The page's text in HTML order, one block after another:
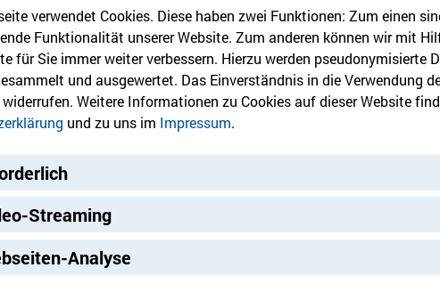
Brückenstraße 5 A
86 470
10179 Berlin
bb.de
verwendet Cookies. Diese haben zwei Funktionen: Zum einen
Funktionalität unserer Website. Zum anderen können wir mit
für Sie immer weiter verbessern. Hierzu werden pseudonymisierte
und ausgewertet. Das Einverständnis in die Verwendung
Weitere Informationen zu Cookies auf dieser Website
und zu uns im Impressum.
Streaming
Analyse